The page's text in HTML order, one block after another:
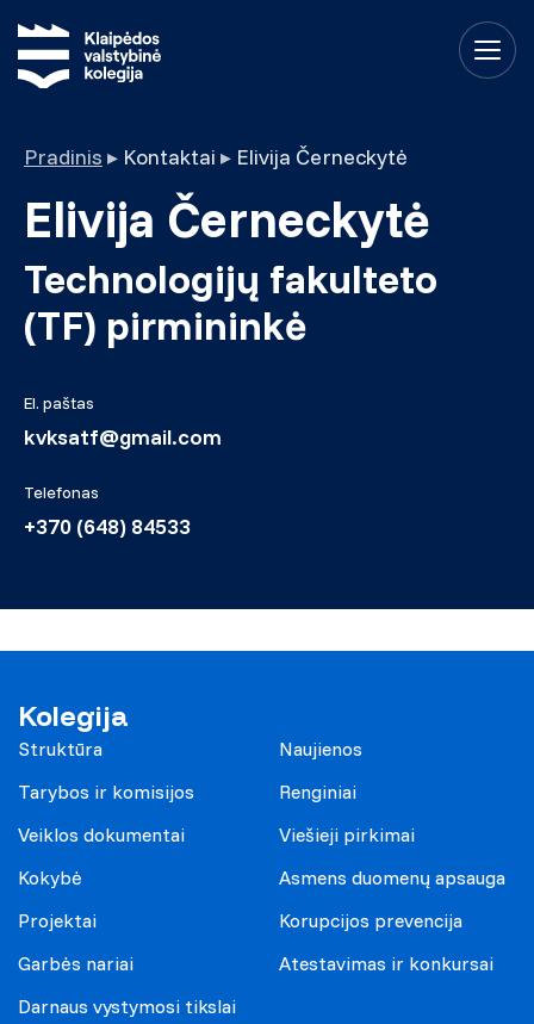
Pradinis ▸ Kontaktai ▸ Elivija Černeckytė
Elivija Černeckytė
Technologijų fakulteto
(TF) pirmininkė
El. paštas
kvksatf@gmail.com
Telefonas
+370 (648) 84533
Kolegija
Struktūra
Tarybos ir komisijos
Veiklos dokumentai
Kokybė
Projektai
Garbės nariai
Darnaus vystymosi tikslai
Naujienos
Renginiai
Viešieji pirkimai
Asmens duomenų apsauga
Korupcijos prevencija
Atestavimas ir konkursai